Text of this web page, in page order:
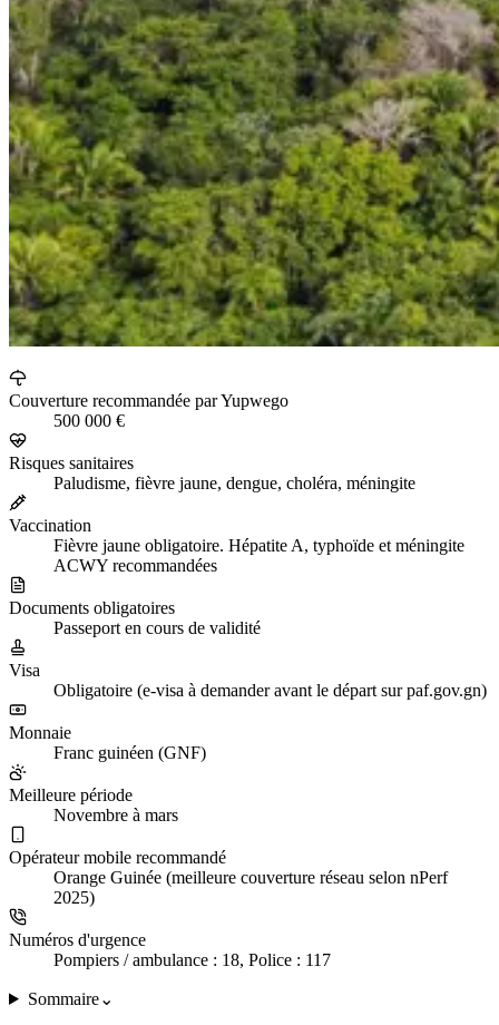
Couverture recommandée par Yupwego
500 000 €
Risques sanitaires
Paludisme, fièvre jaune, dengue, choléra, méningite
Vaccination
Fièvre jaune obligatoire. Hépatite A, typhoïde et méningite
ACWY recommandées
Documents obligatoires
Passeport en cours de validité
Visa
Obligatoire (e-visa à demander avant le départ sur paf.gov.gn)
Monnaie
Franc guinéen (GNF)
Meilleure période
Novembre à mars
Opérateur mobile recommandé
Orange Guinée (meilleure couverture réseau selon nPerf
2025)
Numéros d'urgence
Pompiers / ambulance : 18, Police : 117
Sommaire⌄